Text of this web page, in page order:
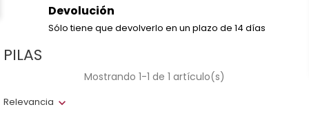
Devolución
Sólo tiene que devolverlo en un plazo de 14 días
PILAS
Relevancia
Mostrando 1-1 de 1 artículo(s)